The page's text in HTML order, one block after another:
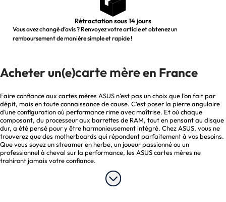
Rétractation sous 14 jours
Vous avez changé d’avis ? Renvoyez votre article et obtenez un
remboursement de manière simple et rapide !
Acheter un(e)carte mèreen France
Faire confiance aux cartes mères ASUS n’est pas un choix que l’on fait par
dépit, mais en toute connaissance de cause. C’est poser la pierre angulaire
d’une configuration où performance rime avec maîtrise. Et où chaque
composant, du processeur aux barrettes de RAM, tout en pensant au disque
dur, a été pensé pour y être harmonieusement intégré. Chez ASUS, vous ne
trouverez que des motherboards qui répondent parfaitement à vos besoins.
Que vous soyez un streamer en herbe, un joueur passionné ou un
professionnel à cheval sur la performance, les ASUS cartes mères ne
trahiront jamais votre confiance.
Pourquoi choisir une carte mère ASUS ?